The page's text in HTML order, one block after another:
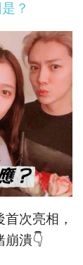
？
次亮相，
潰👇